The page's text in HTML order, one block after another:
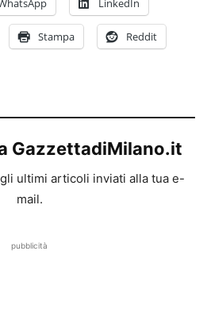
LinkedIn
Stampa Reddit
GazzettadiMilano.it
ultimi articoli inviati alla tua e-
mail.
pubblicità